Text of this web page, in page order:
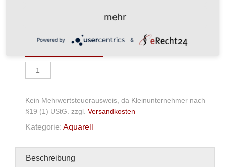
In den Warenkorb
Aquarell/
Acryl
Kein Mehrwertsteuerausweis, da Kleinunternehmer nach
§19 (1) UStG. zzgl. Versandkosten
Kategorie: Aquarell
Beschreibung
mehr
Powered by &